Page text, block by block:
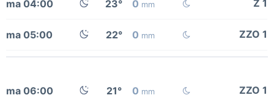
ma 04:00 23° 0 mm Z 1
ma 05:00 22° 0 mm ZZO 1
ma 06:00 21° 0 mm ZZO 1